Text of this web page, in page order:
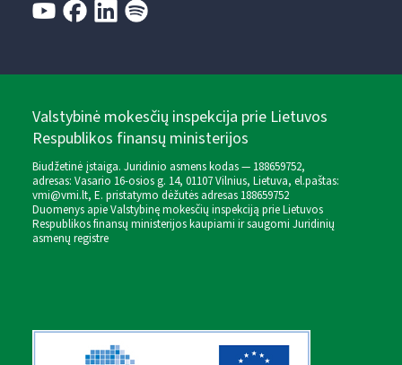
Valstybinė mokesčių inspekcija prie Lietuvos
Respublikos finansų ministerijos
Biudžetinė įstaiga. Juridinio asmens kodas — 188659752,
adresas: Vasario 16-osios g. 14, 01107 Vilnius, Lietuva, el.paštas:
vmi@vmi.lt, E. pristatymo dėžutės adresas 188659752
Duomenys apie Valstybinę mokesčių inspekciją prie Lietuvos
Respublikos finansų ministerijos kaupiami ir saugomi Juridinių
asmenų registre